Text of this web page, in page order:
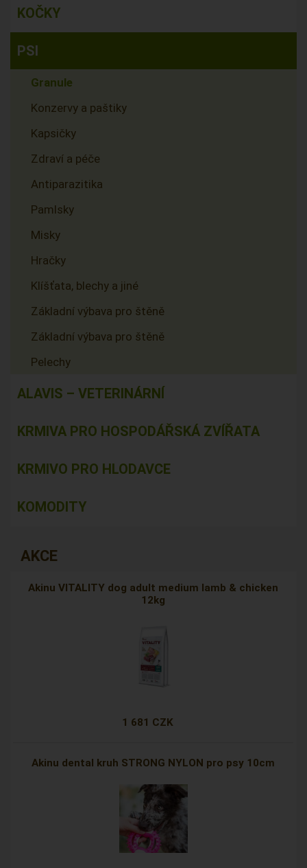
KOČKY
PSI
Granule
Konzervy a paštiky
Kapsičky
Zdraví a péče
Antiparazitika
Pamlsky
Misky
Hračky
Klíšťata, blechy a jiné
Základní výbava pro štěně
Základní výbava pro štěně
Pelechy
ALAVIS – VETERINÁRNÍ
KRMIVA PRO HOSPODÁŘSKÁ ZVÍŘATA
KRMIVO PRO HLODAVCE
KOMODITY
AKCE
Akinu VITALITY dog adult medium lamb & chicken
12kg
1 681 CZK
Akinu dental kruh STRONG NYLON pro psy 10cm